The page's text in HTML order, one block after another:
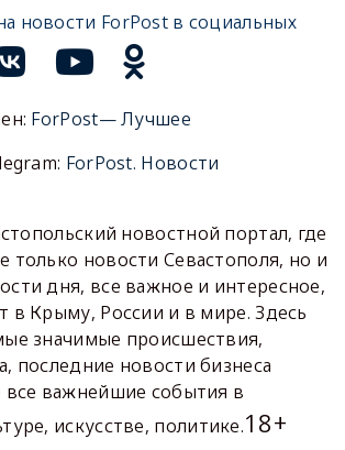
новости ForPost в социальных
ForPost— Лучшее
ForPost. Новости
новостной портал, где
только новости Севастополя, но и
дня, все важное и интересное,
в Крыму, России и в мире. Здесь
значимые происшествия,
последние новости бизнеса
важнейшие события в
искусстве, политике.18+